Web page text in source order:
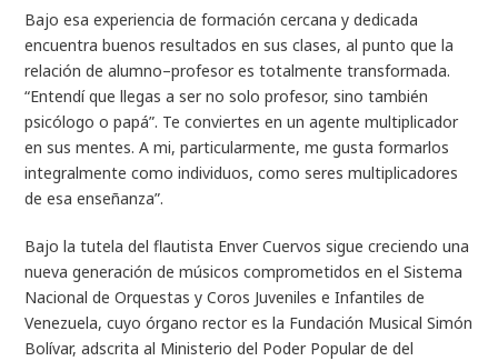
Bajo esa experiencia de formación cercana y dedicada
encuentra buenos resultados en sus clases, al punto que la
relación de alumno–profesor es totalmente transformada.
“Entendí que llegas a ser no solo profesor, sino también
psicólogo o papá”. Te conviertes en un agente multiplicador
en sus mentes. A mi, particularmente, me gusta formarlos
integralmente como individuos, como seres multiplicadores
de esa enseñanza”.
Bajo la tutela del flautista Enver Cuervos sigue creciendo una
nueva generación de músicos comprometidos en el Sistema
Nacional de Orquestas y Coros Juveniles e Infantiles de
Venezuela, cuyo órgano rector es la Fundación Musical Simón
Bolívar, adscrita al Ministerio del Poder Popular de del